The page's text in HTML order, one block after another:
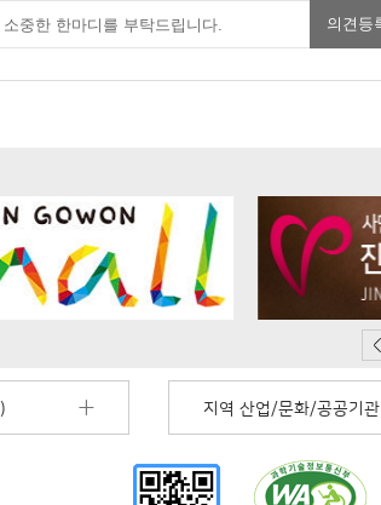
지역 산업/문화/공공기관